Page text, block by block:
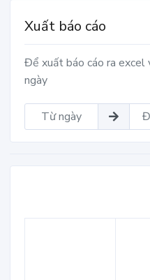
Xuất báo cáo
Để xuất báo cáo ra excel
ngày